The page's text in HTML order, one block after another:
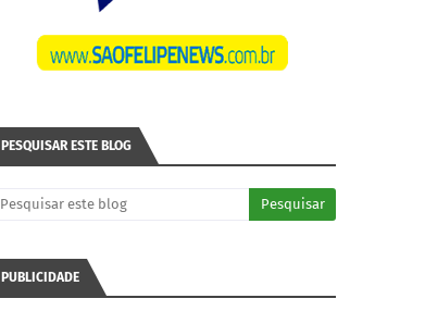
PESQUISAR ESTE BLOG
PUBLICIDADE